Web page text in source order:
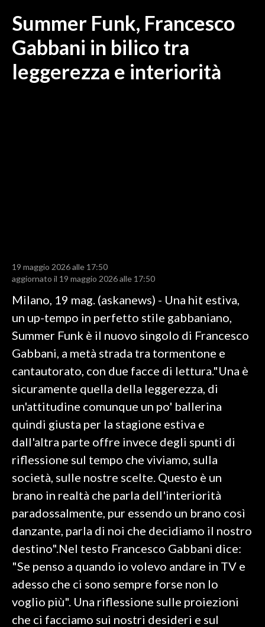
OGLIASTRA
AGENDA
CRONACA
RISULTATI E CLASSIFICHE
CALCIO
CALCIO REGIONALE
BASKET
VOLLEY
MOTORI
TENNIS
ALTRI SPORT
CULTURA
SPETTACOLI
GOSSIP
SALUTE
SARDEGNA TURISMO
SARDI NEL MONDO
NOTIZIE
Summer Funk, Francesco
Gabbani in bilico tra
leggerezza e interiorità
19 maggio 2026 alle 17:50
aggiornato il 19 maggio 2026 alle 17:50
Milano, 19 mag. (askanews) - Una hit estiva,
un up-tempo in perfetto stile gabbaniano,
Summer Funk è il nuovo singolo di Francesco
Gabbani, a metà strada tra tormentone e
cantautorato, con due facce di lettura."Una è
sicuramente quella della leggerezza, di
un'attitudine comunque un po' ballerina
quindi giusta per la stagione estiva e
dall'altra parte offre invece degli spunti di
riflessione sul tempo che viviamo, sulla
società, sulle nostre scelte. Questo è un
brano in realtà che parla dell'interiorità
paradossalmente, pur essendo un brano così
danzante, parla di noi che decidiamo il nostro
destino".Nel testo Francesco Gabbani dice:
"Se penso a quando io volevo andare in TV e
adesso che ci sono sempre forse non lo
voglio più". Una riflessione sulle proiezioni
che ci facciamo sui nostri desideri e sul